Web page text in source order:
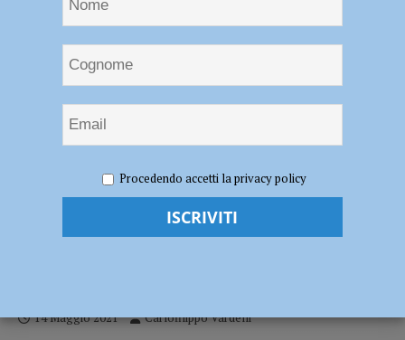
Playoff: Fiorenzuola Bees allo storico debutto contro San Giobbe
E’ tempo di Playoff: Fiorenzuola Bees allo
14 Maggio 2021 Carlofilippo Vardelli
Procedendo accetti la privacy policy